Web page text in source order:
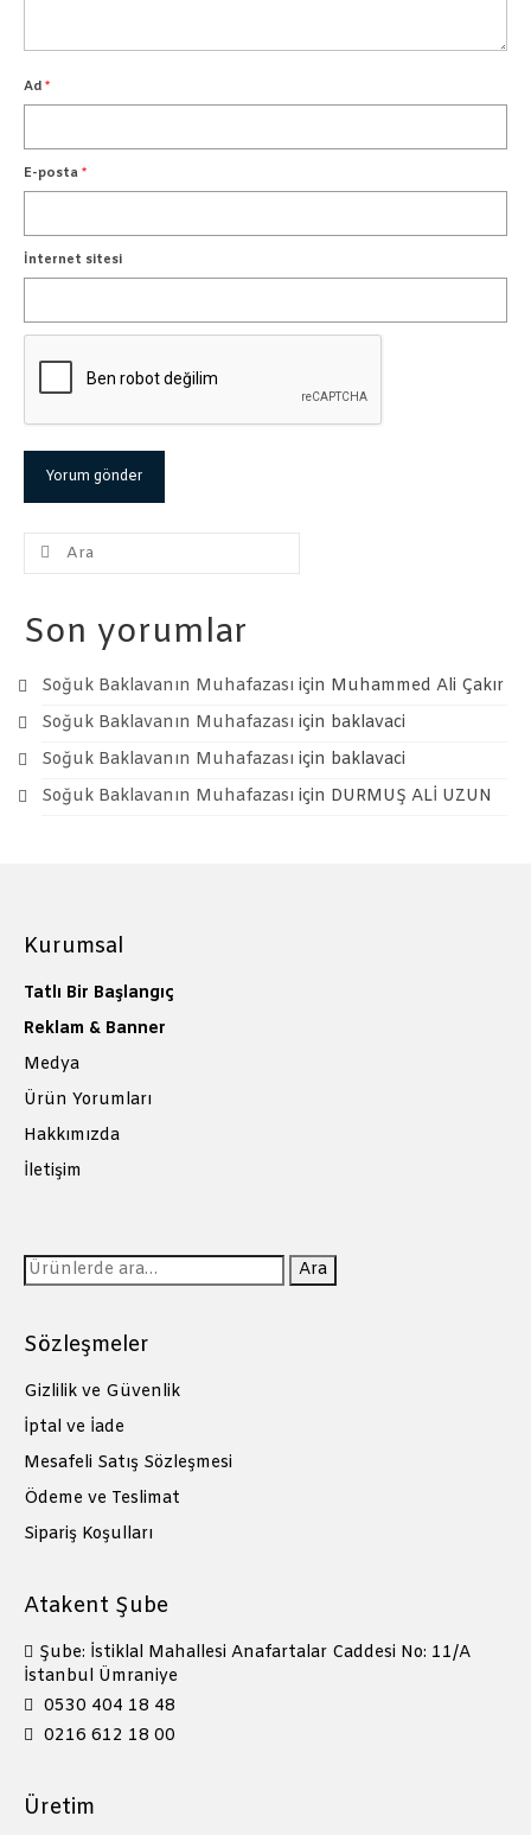
Ad *
E-posta *
İnternet sitesi
Şunu
Son yorumlar
Soğuk Baklavanın Muhafazası için Muhammed Ali Çakır
Soğuk Baklavanın Muhafazası için baklavaci
Soğuk Baklavanın Muhafazası için baklavaci
Soğuk Baklavanın Muhafazası için DURMUŞ ALİ UZUN
Kurumsal
Tatlı Bir Başlangıç
Reklam & Banner
Medya
Ürün Yorumları
Hakkımızda
İletişim
Ara: Ara
Sözleşmeler
Gizlilik ve Güvenlik
İptal ve İade
Mesafeli Satış Sözleşmesi
Ödeme ve Teslimat
Sipariş Koşulları
Atakent Şube
Şube: İstiklal Mahallesi Anafartalar Caddesi No: 11/A
İstanbul Ümraniye
0530 404 18 48
0216 612 18 00
Üretim